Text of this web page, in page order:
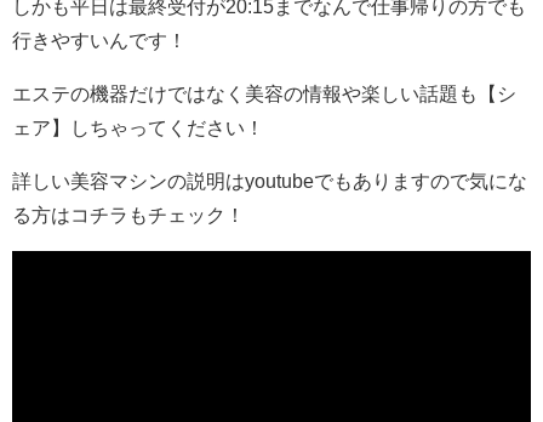
しかも平日は最終受付が20:15までなんで仕事帰りの方でも
行きやすいんです！
エステの機器だけではなく美容の情報や楽しい話題も【シ
ェア】しちゃってください！
詳しい美容マシンの説明はyoutubeでもありますので気にな
る方はコチラもチェック！